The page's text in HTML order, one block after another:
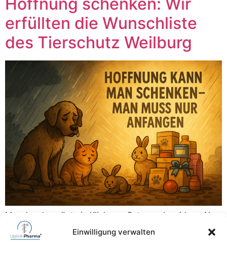
Einwilligung verwalten
erfüllten die Wunschliste
des Tierschutz Weilburg
Manchmal genügt ein Klick, um Gutes zu bewirken. Als
wir auf die Amazon Wunschliste des Tierschutz
Weilburg e. V. aufmerksam wurden, war schnell klar,